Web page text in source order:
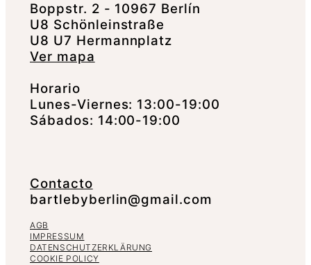
Boppstr. 2 - 10967 Berlín
U8 Schönleinstraße
U8 U7 Hermannplatz
Ver mapa
Horario
Lunes-Viernes: 13:00-19:00
Sábados: 14:00-19:00
Contacto
bartlebyberlin@gmail.com
AGB
IMPRESSUM
DATENSCHUTZERKLÄRUNG
COOKIE POLICY